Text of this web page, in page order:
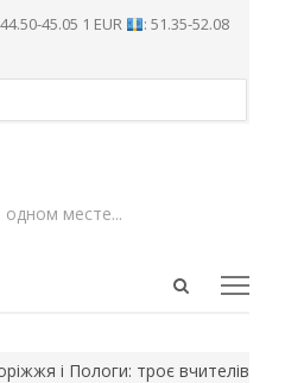
45.05 1 EUR
: 51.35-52.08
месте...
Open
і Пологи: троє вчителів у